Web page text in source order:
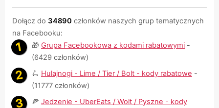
Dołącz do 34890 członków naszych grup tematycznych
na Facebooku:
🎁 Grupa Facebookowa z kodami rabatowymi -
(6429 członków)
🛴 Hulajnogi - Lime / Tier / Bolt - kody rabatowe -
(11777 członków)
🍕 Jedzenie - UberEats / Wolt / Pyszne - kody